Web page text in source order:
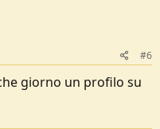
#6
giorno un profilo su